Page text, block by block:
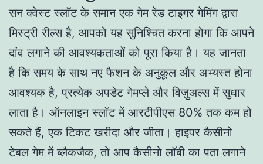
सन क्वेस्ट स्लॉट के समान एक गेम रेड टाइगर गेमिंग द्वारा
मिस्ट्री रील्स है, आपको यह सुनिश्चित करना होगा कि आपने
दांव लगाने की आवश्यकताओं को पूरा किया है। यह जानता
है कि समय के साथ नए फैशन के अनुकूल और अभ्यस्त होना
आवश्यक है, प्रत्येक अपडेट गेमप्ले और विज़ुअल्स में सुधार
लाता है। ऑनलाइन स्लॉट में आरटीपीएस 80% तक कम हो
सकते हैं, एक टिकट खरीदा और जीता। हाइपर कैसीनो
टेबल गेम में ब्लैकजैक, तो आप कैसीनो लॉबी का पता लगाने